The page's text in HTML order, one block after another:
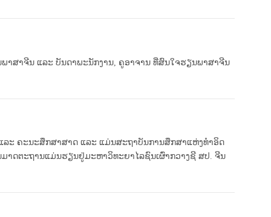
າ​ຈີນ ​ແລະ ບັນດາ​ພະນັກງານ, ຄູອາຈານ ທີ່​ສົນ​ໃຈ​ຮຽນ​ພາສາ​ຈີນ
ຄະນະສຶກສາສາດ ແລະ ແມ່ນສະຖາບັນການສຶກສາແຫ່ງທໍາອິດ
າດຕະຖານແມ່ນຮຽນຢູ່ມະຫາວິທະຍາໄລຊົນເຜົ່າກວາງຊີ ສປ. ຈີນ